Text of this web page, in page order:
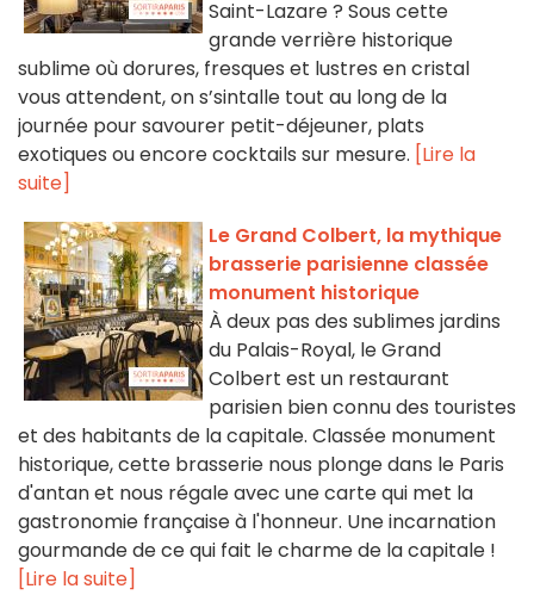
Saint-Lazare ? Sous cette
grande verrière historique
sublime où dorures, fresques et lustres en cristal
vous attendent, on s’sintalle tout au long de la
journée pour savourer petit-déjeuner, plats
exotiques ou encore cocktails sur mesure. [Lire la
suite]
Le Grand Colbert, la mythique
brasserie parisienne classée
monument historique
À deux pas des sublimes jardins
du Palais-Royal, le Grand
Colbert est un restaurant
parisien bien connu des touristes
et des habitants de la capitale. Classée monument
historique, cette brasserie nous plonge dans le Paris
d'antan et nous régale avec une carte qui met la
gastronomie française à l'honneur. Une incarnation
gourmande de ce qui fait le charme de la capitale !
[Lire la suite]